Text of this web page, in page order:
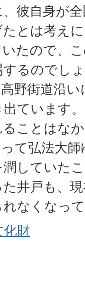
彼自身が
とは考え
たので、
るのでし
野街道沿
ています
ことはな
て弘法大
していた
井戸も、
なくなっ
財